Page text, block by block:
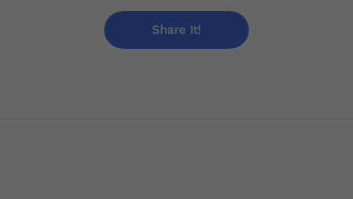
Share It!